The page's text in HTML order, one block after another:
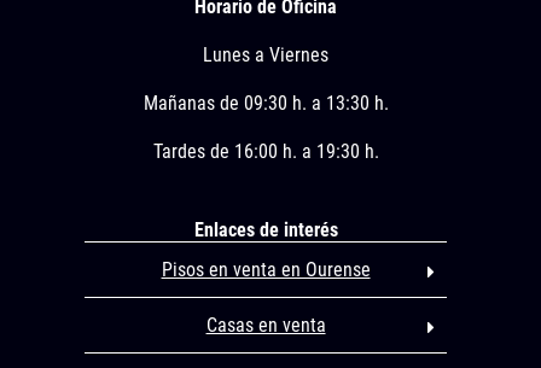
Horario de Oficina
Lunes a Viernes
Mañanas de 09:30 h. a 13:30 h.
Tardes de 16:00 h. a 19:30 h.
Enlaces de interés
Pisos en venta en Ourense
Casas en venta